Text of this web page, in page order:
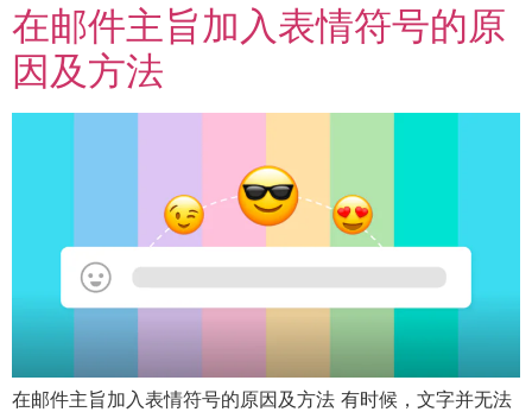
在邮件主旨加入表情符号的原
因及方法
在邮件主旨加入表情符号的原因及方法 有时候，文字并无法